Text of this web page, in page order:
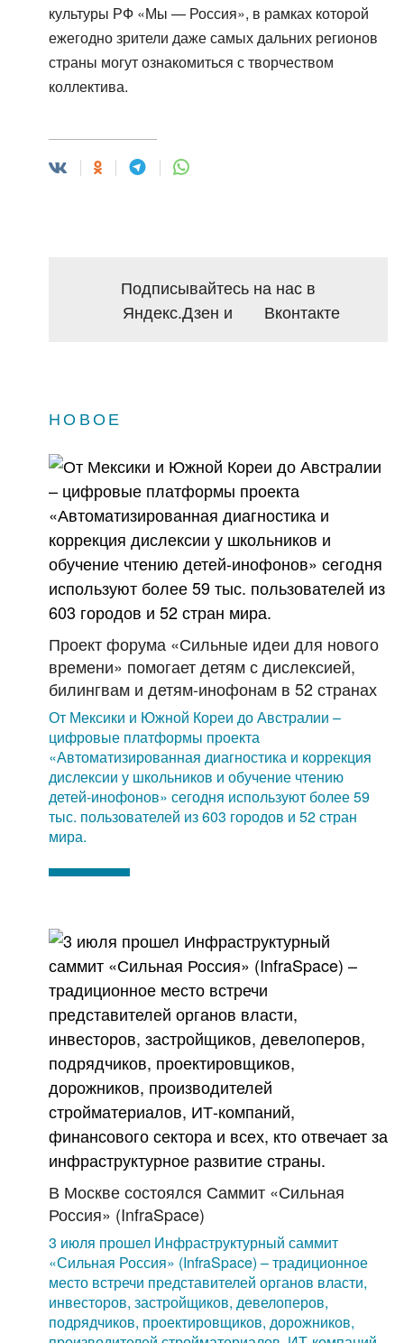
культуры РФ «Мы — Россия», в рамках которой
ежегодно зрители даже самых дальних регионов
страны могут ознакомиться с творчеством
коллектива.
Подписывайтесь на нас в
Яндекс.Дзен и Вконтакте
НОВОЕ
Проект форума «Сильные идеи для нового
времени» помогает детям с дислексией,
билингвам и детям-инофонам в 52 странах
От Мексики и Южной Кореи до Австралии –
цифровые платформы проекта
«Автоматизированная диагностика и коррекция
дислексии у школьников и обучение чтению
детей-инофонов» сегодня используют более 59
тыс. пользователей из 603 городов и 52 стран
мира.
В Москве состоялся Саммит «Сильная
Россия» (InfraSpace)
3 июля прошел Инфраструктурный саммит
«Сильная Россия» (InfraSpace) – традиционное
место встречи представителей органов власти,
инвесторов, застройщиков, девелоперов,
подрядчиков, проектировщиков, дорожников,